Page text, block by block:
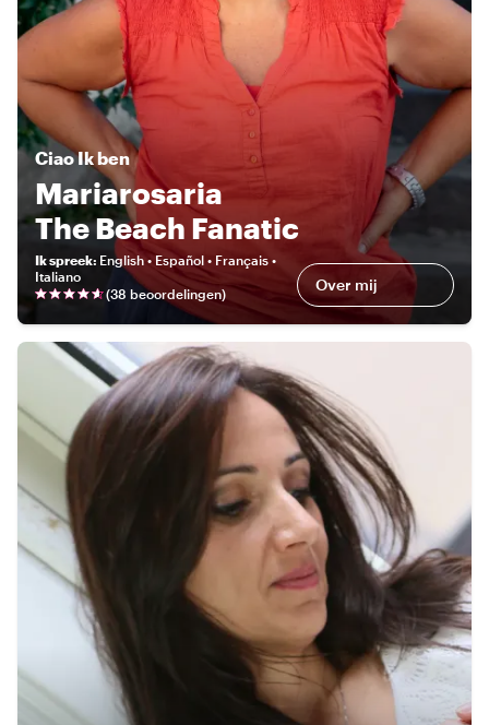
CiaoIk ben
Mariarosaria
The Beach Fanatic
Ik spreek: English • Español • Français •
Italiano
(38 beoordelingen) Over mij